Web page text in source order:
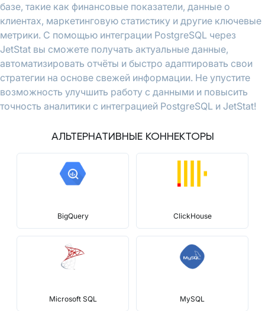
базе, такие как финансовые показатели, данные о
клиентах, маркетинговую статистику и другие ключевые
метрики. С помощью интеграции PostgreSQL через
JetStat вы сможете получать актуальные данные,
автоматизировать отчёты и быстро адаптировать свои
стратегии на основе свежей информации. Не упустите
возможность улучшить работу с данными и повысить
точность аналитики с интеграцией PostgreSQL и JetStat!
АЛЬТЕРНАТИВНЫЕ КОННЕКТОРЫ
BigQuery ClickHouse
Microsoft SQL MySQL